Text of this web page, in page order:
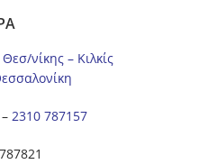
νίκης – Κιλκίς
2310 787157